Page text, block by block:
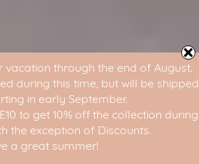
vacation through the end of August.
during this time, but will be shipped
in early September.
to get 10% off the collection during
the exception of Discounts.
a great summer!